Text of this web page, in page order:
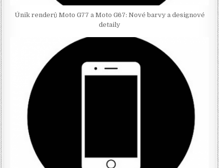
Únik renderů Moto G77 a Moto G67: Nové barvy a designové
detaily